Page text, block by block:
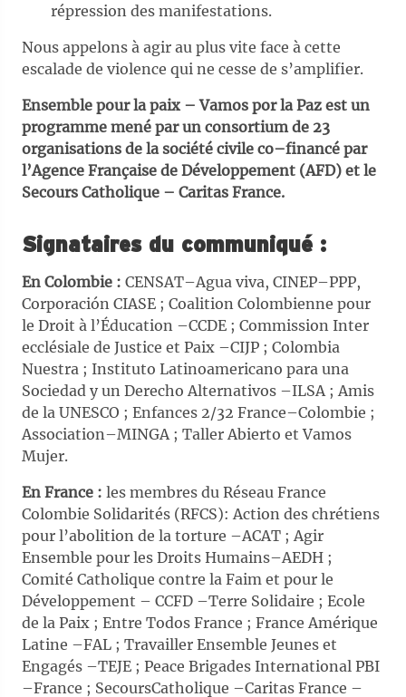
répression des manifestations.
Nous appelons à agir au plus vite face à cette
escalade de violence qui ne cesse de s’amplifier.
Ensemble pour la paix – Vamos por la Paz est un
programme mené par un consortium de 23
organisations de la société civile co–financé par
l’Agence Française de Développement (AFD) et le
Secours Catholique – Caritas France.
Signataires du communiqué :
En Colombie : CENSAT–Agua viva, CINEP–PPP,
Corporación CIASE ; Coalition Colombienne pour
le Droit à l’Éducation –CCDE ; Commission Inter
ecclésiale de Justice et Paix –CIJP ; Colombia
Nuestra ; Instituto Latinoamericano para una
Sociedad y un Derecho Alternativos –ILSA ; Amis
de la UNESCO ; Enfances 2/32 France–Colombie ;
Association–MINGA ; Taller Abierto et Vamos
Mujer.
En France : les membres du Réseau France
Colombie Solidarités (RFCS): Action des chrétiens
pour l’abolition de la torture –ACAT ; Agir
Ensemble pour les Droits Humains–AEDH ;
Comité Catholique contre la Faim et pour le
Développement – CCFD –Terre Solidaire ; Ecole
de la Paix ; Entre Todos France ; France Amérique
Latine –FAL ; Travailler Ensemble Jeunes et
Engagés –TEJE ; Peace Brigades International PBI
–France ; SecoursCatholique –Caritas France –